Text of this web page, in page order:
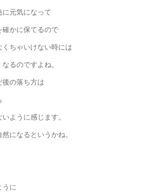
元気になって
かに保てるので
ちゃいけない時には
るのですよね。
の落ち方は
ように感じます。
になるというかね。
うに